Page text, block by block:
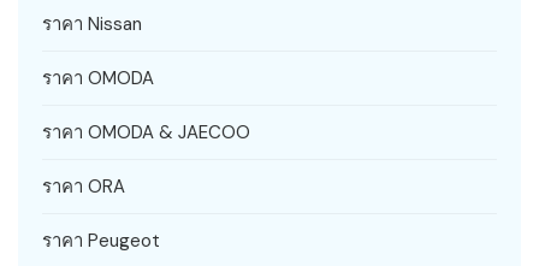
ราคา Nissan
ราคา OMODA
ราคา OMODA & JAECOO
ราคา ORA
ราคา Peugeot